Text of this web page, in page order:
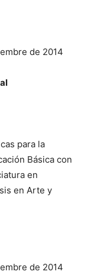
de 2014
para la
Básica con
en
en Arte y
de 2014